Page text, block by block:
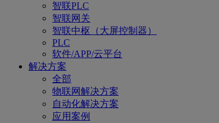
智联PLC
智联网关
智联中枢（大屏控制器）
PLC
软件/APP/云平台
解决方案
全部
物联网解决方案
自动化解决方案
应用案例